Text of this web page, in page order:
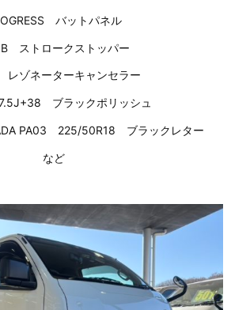
バットパネル
ストロークストッパー
ゾネーターキャンセラー
ブラックポリッシュ
PA03 225/50R18 ブラックレター
など